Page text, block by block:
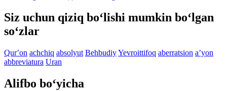
Siz uchun qiziq bo‘lishi mumkin bo‘lgan
so‘zlar
Qurʼon achchiq absolyut BehbudiyYevroittifoq aberratsion aʼyon
abbreviatura Uran
Alifbo bo‘yicha